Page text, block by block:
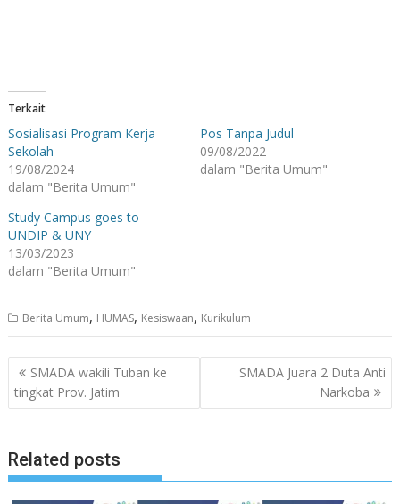
Terkait
Sosialisasi Program Kerja
Sekolah
19/08/2024
dalam "Berita Umum"
Pos Tanpa Judul
09/08/2022
dalam "Berita Umum"
Study Campus goes to
UNDIP & UNY
13/03/2023
dalam "Berita Umum"
Berita Umum, HUMAS, Kesiswaan, Kurikulum
Navigasi
pos
SMADA wakili Tuban ke
tingkat Prov. Jatim
SMADA Juara 2 Duta Anti
Narkoba
Related posts